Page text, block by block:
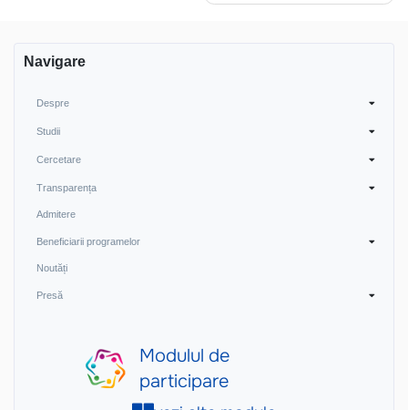
Navigare
Despre
Studii
Cercetare
Transparența
Admitere
Beneficiarii programelor
Noutăți
Presă